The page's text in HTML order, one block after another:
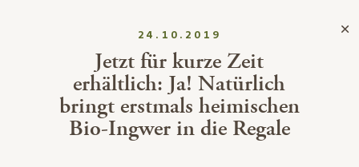
24.10.2019
Jetzt für kurze Zeit
erhältlich: Ja! Natürlich
bringt erstmals heimischen
Bio-Ingwer in die Regale